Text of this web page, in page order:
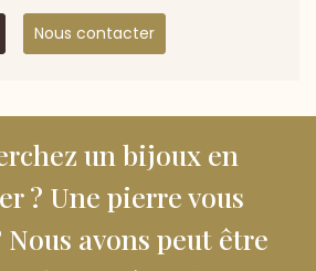
Nous contacter
un bijoux en
? Une pierre vous
Nous avons peut être